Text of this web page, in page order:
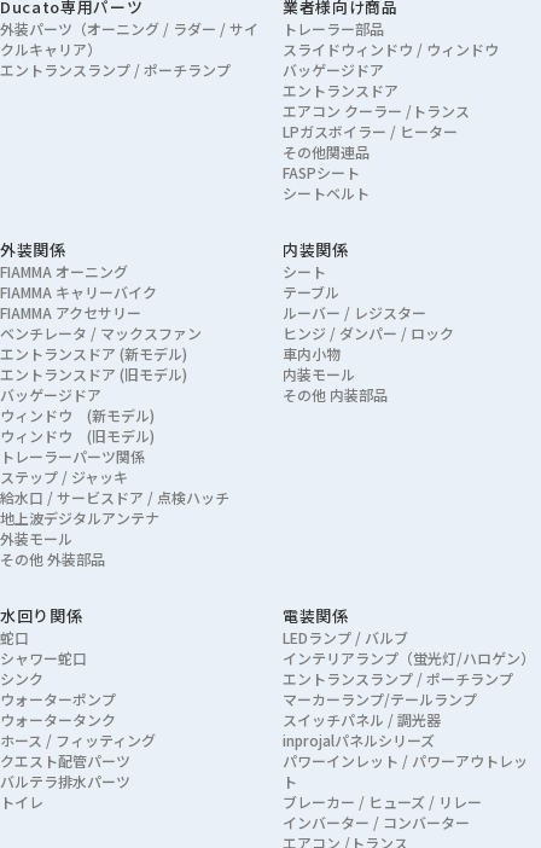
Ducato専用パーツ
外装パーツ（オーニング / ラダー / サイ
クルキャリア）
エントランスランプ / ポーチランプ
業者様向け商品
トレーラー部品
スライドウィンドウ / ウィンドウ
バッゲージドア
エントランスドア
エアコン クーラー /トランス
LPガスボイラー / ヒーター
その他関連品
FASPシート
シートベルト
外装関係
FIAMMA オーニング
FIAMMA キャリーバイク
FIAMMA アクセサリー
ベンチレータ / マックスファン
エントランスドア (新モデル)
エントランスドア (旧モデル)
バッゲージドア
ウィンドウ (新モデル)
ウィンドウ (旧モデル)
トレーラーパーツ関係
ステップ / ジャッキ
給水口 / サービスドア / 点検ハッチ
地上波デジタルアンテナ
外装モール
その他 外装部品
内装関係
シート
テーブル
ルーバー / レジスター
ヒンジ / ダンパー / ロック
車内小物
内装モール
その他 内装部品
水回り関係
蛇口
シャワー蛇口
シンク
ウォーターポンプ
ウォータータンク
ホース / フィッティング
クエスト配管パーツ
バルテラ排水パーツ
トイレ
電装関係
LEDランプ / バルブ
インテリアランプ（蛍光灯/ハロゲン）
エントランスランプ / ポーチランプ
マーカーランプ/テールランプ
スイッチパネル / 調光器
inprojalパネルシリーズ
パワーインレット / パワーアウトレッ
ト
ブレーカー / ヒューズ / リレー
インバーター / コンバーター
エアコン /トランス